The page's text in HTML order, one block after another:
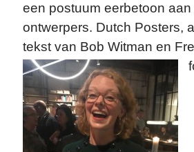
een postuum eerbetoon
ontwerpers. Dutch Posters,
tekst van Bob Witman en